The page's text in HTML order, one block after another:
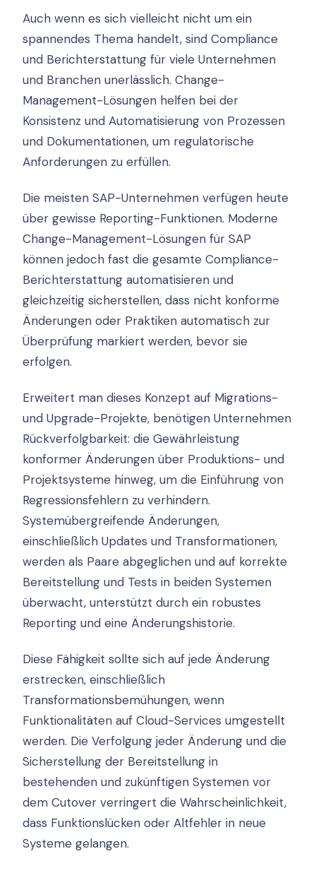
Auch wenn es sich vielleicht nicht um ein
spannendes Thema handelt, sind Compliance
und Berichterstattung für viele Unternehmen
und Branchen unerlässlich. Change-
Management-Lösungen helfen bei der
Konsistenz und Automatisierung von Prozessen
und Dokumentationen, um regulatorische
Anforderungen zu erfüllen.
Die meisten SAP-Unternehmen verfügen heute
über gewisse Reporting-Funktionen. Moderne
Change-Management-Lösungen für SAP
können jedoch fast die gesamte Compliance-
Berichterstattung automatisieren und
gleichzeitig sicherstellen, dass nicht konforme
Änderungen oder Praktiken automatisch zur
Überprüfung markiert werden, bevor sie
erfolgen.
Erweitert man dieses Konzept auf Migrations-
und Upgrade-Projekte, benötigen Unternehmen
Rückverfolgbarkeit: die Gewährleistung
konformer Änderungen über Produktions- und
Projektsysteme hinweg, um die Einführung von
Regressionsfehlern zu verhindern.
Systemübergreifende Änderungen,
einschließlich Updates und Transformationen,
werden als Paare abgeglichen und auf korrekte
Bereitstellung und Tests in beiden Systemen
überwacht, unterstützt durch ein robustes
Reporting und eine Änderungshistorie.
Diese Fähigkeit sollte sich auf jede Änderung
erstrecken, einschließlich
Transformationsbemühungen, wenn
Funktionalitäten auf Cloud-Services umgestellt
werden. Die Verfolgung jeder Änderung und die
Sicherstellung der Bereitstellung in
bestehenden und zukünftigen Systemen vor
dem Cutover verringert die Wahrscheinlichkeit,
dass Funktionslücken oder Altfehler in neue
Systeme gelangen.